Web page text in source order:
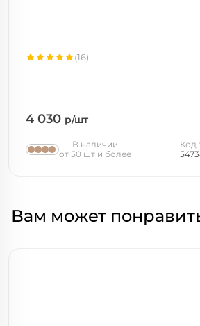
4 030 р/шт
(16)
В наличии
от 50 шт и более
Код
Вам может